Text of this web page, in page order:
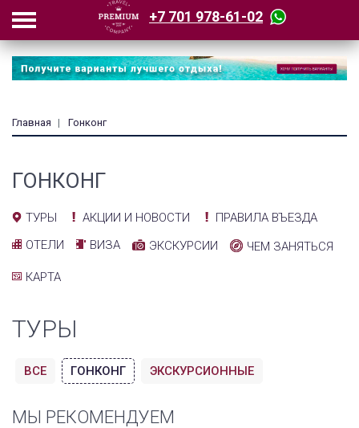
+7 701 978-61-02
Главная Гонконг
ГОНКОНГ
ТУРЫ АКЦИИ И НОВОСТИ
ПРАВИЛА ВЪЕЗДА
ОТЕЛИ
ВИЗА ЭКСКУРСИИ ЧЕМ ЗАНЯТЬСЯ
КАРТА
ТУРЫ
ВСЕ ГОНКОНГ ЭКСКУРСИОННЫЕ
МЫ РЕКОМЕНДУЕМ